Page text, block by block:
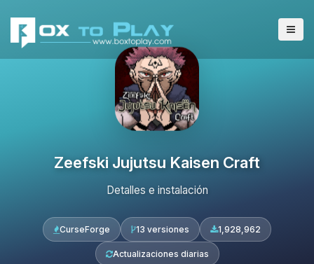
Zeefski Jujutsu Kaisen Craft
Detalles e instalación
CurseForge 13 versiones 1,928,962
Actualizaciones diarias